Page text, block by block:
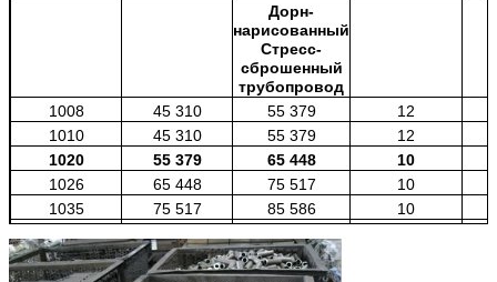
Дорн-
нарисованный
Стресс-
сброшенный
трубопровод
1008
45 310 55 379
12
1010
45 310 55 379
12
1020
55 379 65 448
10
1026
65 448 75 517
10
1035
75 517 85 586
10
4140
95 655 105 724